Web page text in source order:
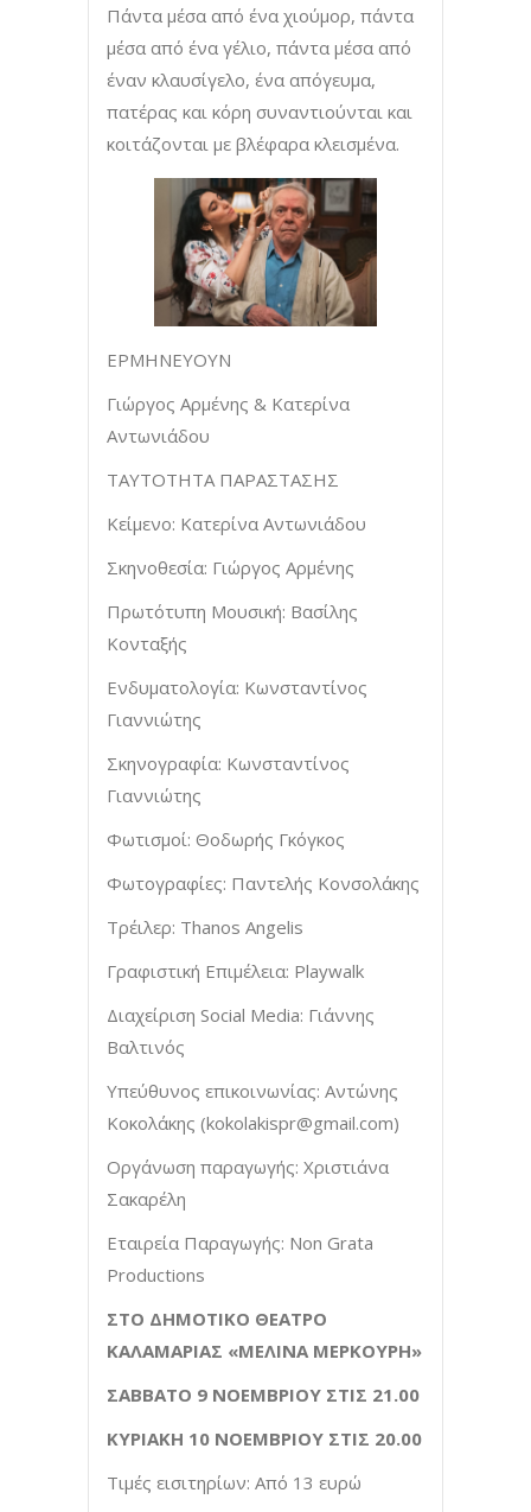
Πάντα μέσα από ένα χιούμορ, πάντα
μέσα από ένα γέλιο, πάντα μέσα από
έναν κλαυσίγελο, ένα απόγευμα,
πατέρας και κόρη συναντιούνται και
κοιτάζονται με βλέφαρα κλεισμένα.
ΕΡΜΗΝΕΥΟΥΝ
Γιώργος Αρμένης & Κατερίνα
Αντωνιάδου
ΤΑΥΤΟΤΗΤΑ ΠΑΡΑΣΤΑΣΗΣ
Κείμενο: Κατερίνα Αντωνιάδου
Σκηνοθεσία: Γιώργος Αρμένης
Πρωτότυπη Μουσική: Βασίλης
Κονταξής
Ενδυματολογία: Κωνσταντίνος
Γιαννιώτης
Σκηνογραφία: Κωνσταντίνος
Γιαννιώτης
Φωτισμοί: Θοδωρής Γκόγκος
Φωτογραφίες: Παντελής Κονσολάκης
Τρέιλερ: Thanos Angelis
Γραφιστική Επιμέλεια: Playwalk
Διαχείριση Social Media: Γιάννης
Βαλτινός
Υπεύθυνος επικοινωνίας: Αντώνης
Κοκολάκης (kokolakispr@gmail.com)
Οργάνωση παραγωγής: Χριστιάνα
Σακαρέλη
Εταιρεία Παραγωγής: Non Grata
Productions
ΣΤΟ ΔΗΜΟΤΙΚΟ ΘΕΑΤΡΟ
ΚΑΛΑΜΑΡΙΑΣ «ΜΕΛΙΝΑ ΜΕΡΚΟΥΡΗ»
ΣΑΒΒΑΤΟ 9 ΝΟΕΜΒΡΙΟΥ ΣΤΙΣ 21.00
ΚΥΡΙΑΚΗ 10 ΝΟΕΜΒΡΙΟΥ ΣΤΙΣ 20.00
Τιμές εισιτηρίων: Από 13 ευρώ